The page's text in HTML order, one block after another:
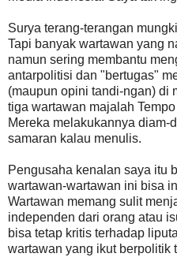
Surya terang-terangan
Tapi banyak wartawan yang
namun sering membantu
antarpolitisi dan "bertugas"
(maupun opini tandi-ngan) di
tiga wartawan majalah
Mereka melakukannya diam-
samaran kalau menulis.
Pengusaha kenalan saya itu
wartawan-wartawan ini bisa
Wartawan memang sulit
independen dari orang atau
bisa tetap kritis terhadap
wartawan yang ikut berpolitik